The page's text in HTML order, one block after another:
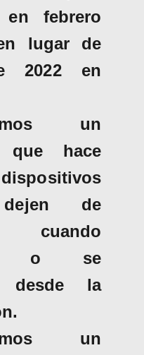
en febrero
lugar de
2022 en
un
que hace
dejen de
cuando
o se
desde la
un